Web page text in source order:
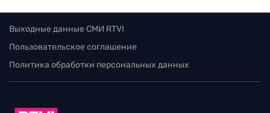
Выходные данные СМИ RTVI
Пользовательское соглашение
Политика обработки персональных данных